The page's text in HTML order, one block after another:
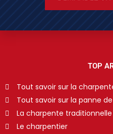
TOP
Tout savoir sur la
Tout savoir sur la panne
La charpente traditionnelle
Le charpentier